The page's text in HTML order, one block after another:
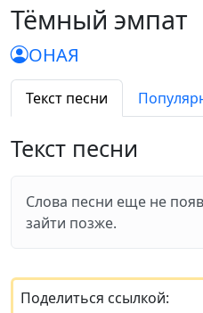
Тёмный эмпат
ОНАЯ
Текст песни
Текст песни
Слова песни еще не
зайти позже.
Поделиться ссылкой: